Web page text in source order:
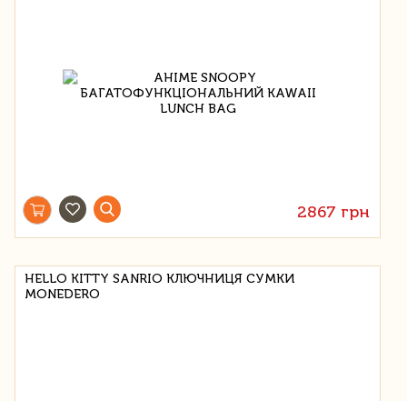
2867 грн
HELLO KITTY SANRIO КЛЮЧНИЦЯ СУМКИ
MONEDERO